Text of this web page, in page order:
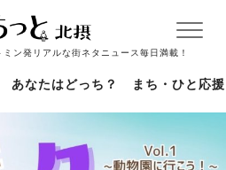
ン発リアルな街ネタニュース毎日満載！
あなたはどっち？ まち・ひと応援